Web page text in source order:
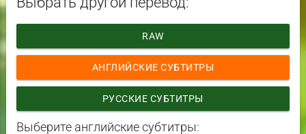
RAW
АНГЛИЙСКИЕ СУБТИТРЫ
РУССКИЕ СУБТИТРЫ
Выберите английские субтитры: